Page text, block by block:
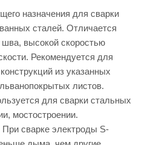
назначения для сварки
сталей. Отличается
высокой скоростью
Рекомендуется для
из указанных
листов.
для сварки стальных
мостостроении.
При сварке электроды S-